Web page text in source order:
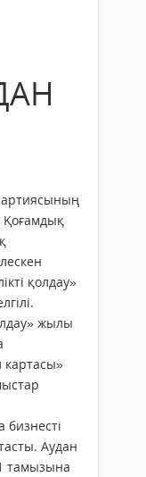
қолдау»
жылы
картасы»
бизнесті
Аудан
тамызына